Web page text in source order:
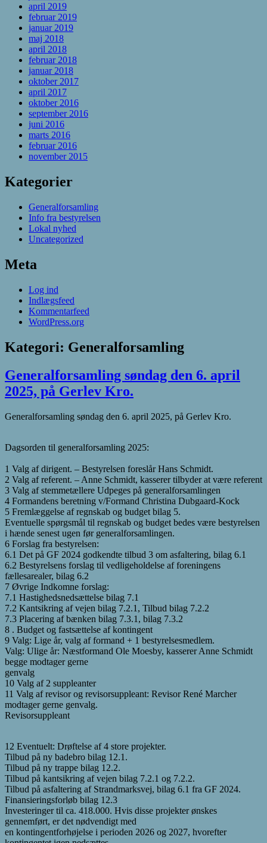
april 2019
februar 2019
januar 2019
maj 2018
april 2018
februar 2018
januar 2018
oktober 2017
april 2017
oktober 2016
september 2016
juni 2016
marts 2016
februar 2016
november 2015
Kategorier
Generalforsamling
Info fra bestyrelsen
Lokal nyhed
Uncategorized
Meta
Log ind
Indlægsfeed
Kommentarfeed
WordPress.org
Kategori: Generalforsamling
Generalforsamling søndag den 6. april
2025, på Gerlev Kro.
Generalforsamling søndag den 6. april 2025, på Gerlev Kro.
Dagsorden til generalforsamling 2025:
1 Valg af dirigent. – Bestyrelsen foreslår Hans Schmidt.
2 Valg af referent. – Anne Schmidt, kasserer tilbyder at være referent
3 Valg af stemmetællere Udpeges på generalforsamlingen
4 Formandens beretning v/Formand Christina Dubgaard-Kock
5 Fremlæggelse af regnskab og budget bilag 5.
Eventuelle spørgsmål til regnskab og budget bedes være bestyrelsen
i hænde senest ugen før generalforsamlingen.
6 Forslag fra bestyrelsen:
6.1 Det på GF 2024 godkendte tilbud 3 om asfaltering, bilag 6.1
6.2 Bestyrelsens forslag til vedligeholdelse af foreningens
fællesarealer, bilag 6.2
7 Øvrige Indkomne forslag:
7.1 Hastighedsnedsættelse bilag 7.1
7.2 Kantsikring af vejen bilag 7.2.1, Tilbud bilag 7.2.2
7.3 Placering af bænken bilag 7.3.1, bilag 7.3.2
8 . Budget og fastsættelse af kontingent
9 Valg: Lige år, valg af formand + 1 bestyrelsesmedlem.
Valg: Ulige år: Næstformand Ole Moesby, kasserer Anne Schmidt
begge modtager gerne
genvalg
10 Valg af 2 suppleanter
11 Valg af revisor og revisorsuppleant: Revisor René Marcher
modtager gerne genvalg.
Revisorsuppleant
12 Eventuelt: Drøftelse af 4 store projekter.
Tilbud på ny badebro bilag 12.1.
Tilbud på ny trappe bilag 12.2.
Tilbud på kantsikring af vejen bilag 7.2.1 og 7.2.2.
Tilbud på asfaltering af Strandmarksvej, bilag 6.1 fra GF 2024.
Finansieringsforløb bilag 12.3
Investeringer til ca. 418.000. Hvis disse projekter ønskes
gennemført, er det nødvendigt med
en kontingentforhøjelse i perioden 2026 og 2027, hvorefter